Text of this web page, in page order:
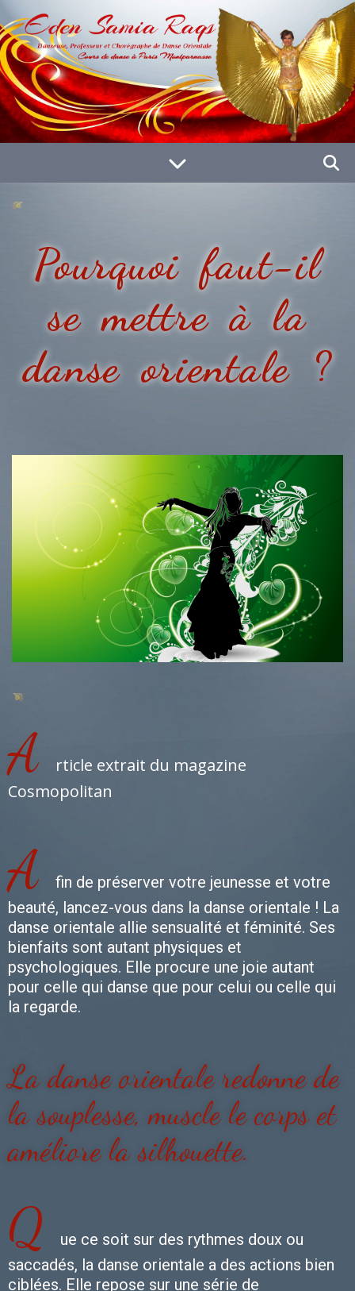
Pourquoi faut-il
se mettre à la
danse orientale ?
A
rticle extrait du magazine
Cosmopolitan
A
fin de préserver votre jeunesse et votre
beauté, lancez-vous dans la danse orientale ! La
danse orientale allie sensualité et féminité. Ses
bienfaits sont autant physiques et
psychologiques. Elle procure une joie autant
pour celle qui danse que pour celui ou celle qui
la regarde.
La danse orientale redonne de
la souplesse, muscle le corps et
améliore la silhouette.
Q
ue ce soit sur des rythmes doux ou
saccadés, la danse orientale a des actions bien
ciblées. Elle repose sur une série de